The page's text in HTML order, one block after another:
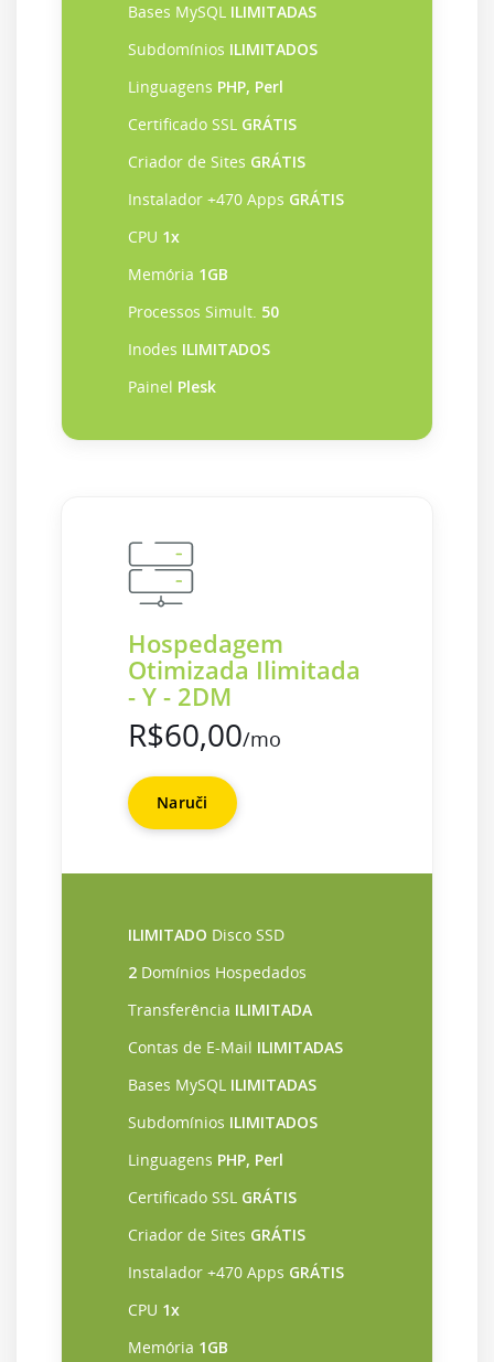
Bases MySQL ILIMITADAS
Subdomínios ILIMITADOS
Linguagens PHP, Perl
Certificado SSL GRÁTIS
Criador de Sites GRÁTIS
Instalador +470 Apps GRÁTIS
CPU 1x
Memória 1GB
Processos Simult. 50
Inodes ILIMITADOS
Painel Plesk
Hospedagem
Otimizada Ilimitada
- Y - 2DM
R$60,00/mo
Naruči
ILIMITADO Disco SSD
2 Domínios Hospedados
Transferência ILIMITADA
Contas de E-Mail ILIMITADAS
Bases MySQL ILIMITADAS
Subdomínios ILIMITADOS
Linguagens PHP, Perl
Certificado SSL GRÁTIS
Criador de Sites GRÁTIS
Instalador +470 Apps GRÁTIS
CPU 1x
Memória 1GB